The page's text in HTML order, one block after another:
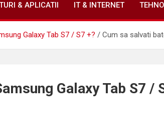
& APLICATII IT & INTERNET
Galaxy Tab S7 / S7 +? Cum sa salvati
Galaxy Tab S7 /